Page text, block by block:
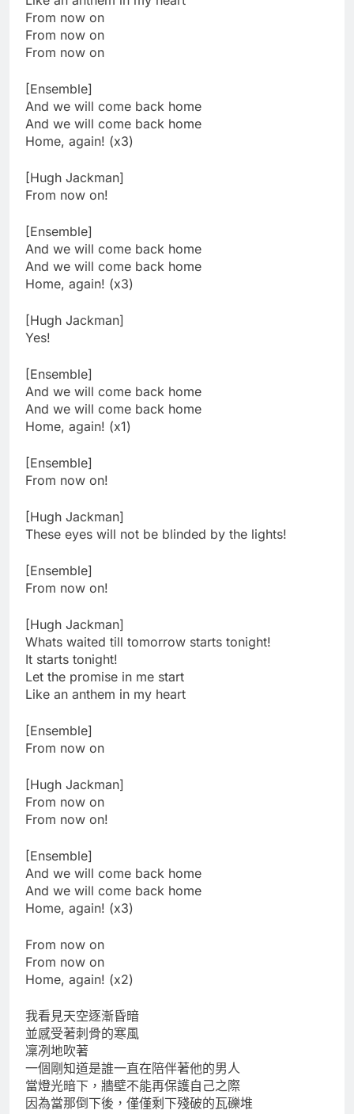
From now on
From now on
From now on
[Ensemble]
And we will come back home
And we will come back home
Home, again! (x3)
[Hugh Jackman]
From now on!
[Ensemble]
And we will come back home
And we will come back home
Home, again! (x3)
[Hugh Jackman]
Yes!
[Ensemble]
And we will come back home
And we will come back home
Home, again! (x1)
[Ensemble]
From now on!
[Hugh Jackman]
These eyes will not be blinded by the lights!
[Ensemble]
From now on!
[Hugh Jackman]
Whats waited till tomorrow starts tonight!
It starts tonight!
Let the promise in me start
Like an anthem in my heart
[Ensemble]
From now on
[Hugh Jackman]
From now on
From now on!
[Ensemble]
And we will come back home
And we will come back home
Home, again! (x3)
From now on
From now on
Home, again! (x2)
我看見天空逐漸昏暗
並感受著刺骨的寒風
凜冽地吹著
一個剛知道是誰一直在陪伴著他的男人
當燈光暗下，牆壁不能再保護自己之際
因為當那倒下後，僅僅剩下殘破的瓦礫堆